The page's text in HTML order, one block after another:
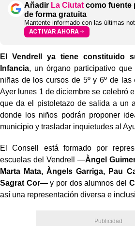
Añadir La Ciutat como fuente
de forma gratuita
Mantente informado con las últimas
ACTIVAR AHORA
El Vendrell ya tiene constituido
Infancia, un órgano participativo
niñas de los cursos de 5º y 6º de las
Ayer lunes 1 de diciembre se celebró
que da el pistoletazo de salida a un
donde los niños podrán proponer
municipio y trasladar inquietudes al
El Consell está formado por
escuelas del Vendrell —Àngel
Marta Mata, Àngels Garriga, Pau
Sagrat Cor— y por dos alumnos del
así una representación diversa e